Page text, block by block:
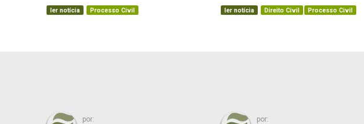
ler notícia Processo Civil ler notícia Direito Civil Processo Civil
por: por: